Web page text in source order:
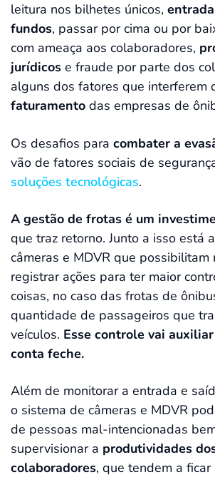
leitura nos bilhetes únicos,
fundos, passar por cima ou por
com ameaça aos colaboradores,
jurídicos e fraude por parte dos
alguns dos fatores que interferem
faturamento das empresas de
Os desafios para combater a
vão de fatores sociais de
soluções tecnológicas.
A gestão de frotas é um
que traz retorno. Junto a isso está
câmeras e MDVR que possibilitam
registrar ações para ter maior
coisas, no caso das frotas de
quantidade de passageiros que
veículos. Esse controle vai
conta feche.
Além de monitorar a entrada e
o sistema de câmeras e MDVR
de pessoas mal-intencionadas
supervisionar a produtividades
colaboradores, que tendem a